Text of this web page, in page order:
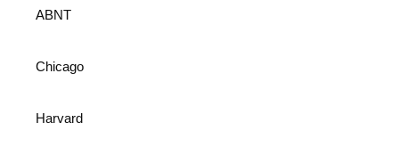
ABNT
Chicago
Harvard